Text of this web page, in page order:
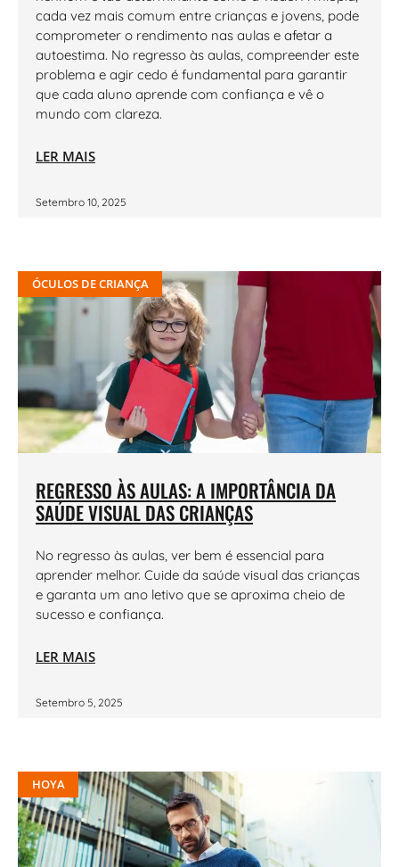
cada vez mais comum entre crianças e jovens, pode
comprometer o rendimento nas aulas e afetar a
autoestima. No regresso às aulas, compreender este
problema e agir cedo é fundamental para garantir
que cada aluno aprende com confiança e vê o
mundo com clareza.
LER MAIS
Setembro 10, 2025
ÓCULOS DE CRIANÇA
REGRESSO ÀS AULAS: A IMPORTÂNCIA DA
SAÚDE VISUAL DAS CRIANÇAS
No regresso às aulas, ver bem é essencial para
aprender melhor. Cuide da saúde visual das crianças
e garanta um ano letivo que se aproxima cheio de
sucesso e confiança.
LER MAIS
Setembro 5, 2025
HOYA